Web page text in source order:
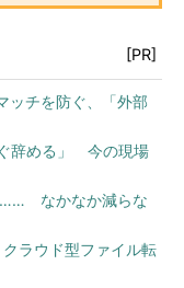
[PR]
ッチを防ぐ、「外部
辞める」 今の現場
…… なかなか減らな
ラウド型ファイル転